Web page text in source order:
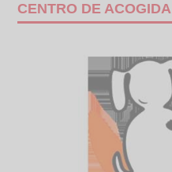
CENTRO DE ACOGIDA